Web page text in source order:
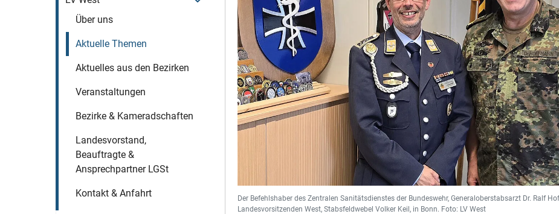
Über uns
Aktuelle Themen
Aktuelles aus den Bezirken
Veranstaltungen
Bezirke & Kameradschaften
Landesvorstand,
Beauftragte &
Ansprechpartner LGSt
Kontakt & Anfahrt
Der Befehlshaber des Zentralen Sanitätsdienstes der Bundeswehr, Generaloberstabsarzt Dr. Ralf
Landesvorsitzenden West, Stabsfeldwebel Volker Keil, in Bonn. Foto: LV West